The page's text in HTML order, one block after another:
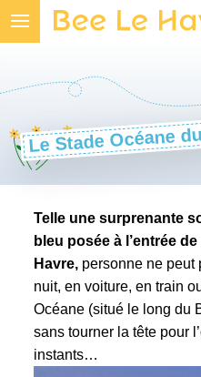
Le Stade Océane
Telle une surprenante
bleu posée à l’entrée
Havre, personne ne peut
nuit, en voiture, en train
Océane (situé le long du
sans tourner la tête pour
instants…